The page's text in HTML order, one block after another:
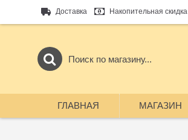
Доставка Накопительная скидка
ГЛАВНАЯ МАГАЗИН